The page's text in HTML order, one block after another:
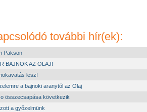
további hír(ek):
Pakson
BAJNOK AZ OLAJ!
lesz!
a bajnoki aranytól az Olaj
összecsapása következik
a győzelmünk